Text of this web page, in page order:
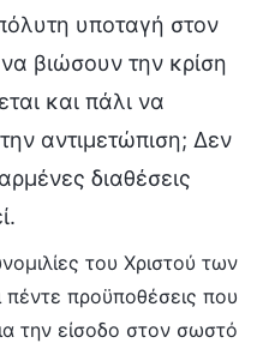
υποταγή στον
βιώσουν την κρίση
και πάλι να
αντιμετώπιση; Δεν
διαθέσεις
του Χριστού των
προϋποθέσεις που
την είσοδο στον σωστό